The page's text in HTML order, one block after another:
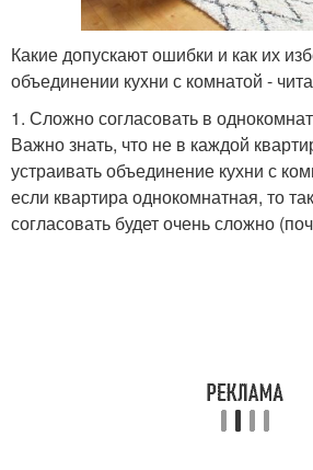
Какие допускают ошибки и как их
объединении кухни с комнатой -
1. Сложно согласовать в
Важно знать, что не в каждой
устраивать объединение кухни с
если квартира однокомнатная, то
согласовать будет очень сложно